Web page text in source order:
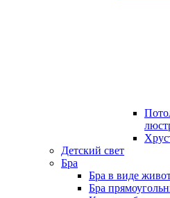
Детский свет
Бра
Бра в виде
Бра